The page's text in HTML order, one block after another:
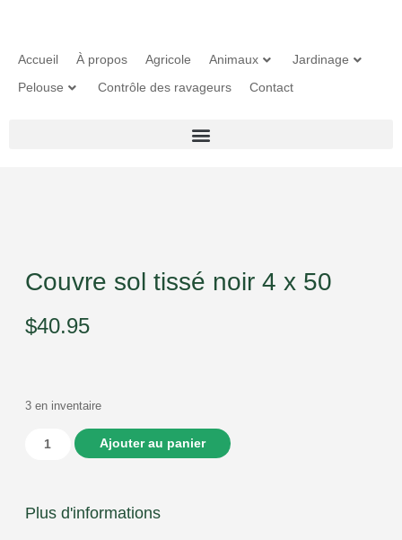
Accueil À propos Agricole Animaux
Jardinage
Pelouse
Contrôle des ravageurs Contact
Couvre sol tissé noir 4 x 50
$40.95
3 en inventaire
Ajouter au panier
Plus d'informations